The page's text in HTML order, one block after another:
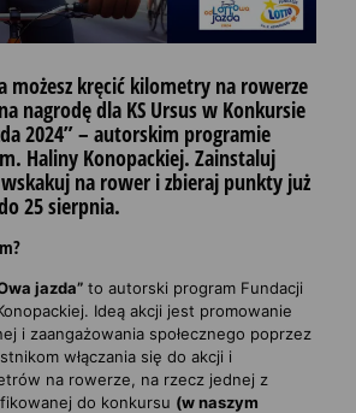
możesz kręcić kilometry na rowerze
nagrodę dla KS Ursus w Konkursie
2024” – autorskim programie
Haliny Konopackiej. Zainstaluj
na rower i zbieraj punkty już
25 sierpnia.
jazda”to autorski program Fundacji
Ideą akcji jest promowanie
i zaangażowania społecznego poprzez
włączania się do akcji i
na rowerze, na rzecz jednej z
do konkursu (w naszym